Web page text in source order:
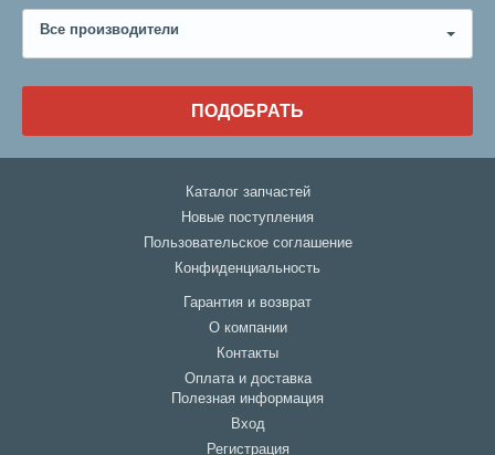
Все производители
ПОДОБРАТЬ
Каталог запчастей
Новые поступления
Пользовательское соглашение
Конфиденциальность
Гарантия и возврат
О компании
Контакты
Оплата и доставка
Полезная информация
Вход
Регистрация